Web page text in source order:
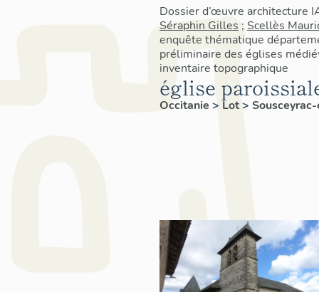
Dossier d’œuvre architecture
Séraphin Gilles ; Scellès
enquête thématique
préliminaire des églises
inventaire topographique
église
Occitanie >Lot>